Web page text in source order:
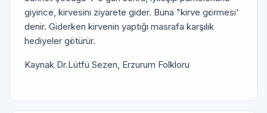
giyince, kirvesini ziyarete gider. Buna "kirve görmesi'
denir. Giderken kirvenin yaptığı masrafa karşılık
hediyeler götürür.
Kaynak Dr.Lütfü Sezen, Erzurum Folkloru